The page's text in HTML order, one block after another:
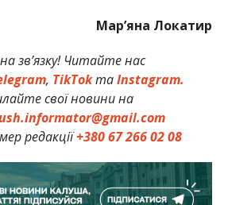
Мар’яна Локатир
зв’язку! Читайте нас
, TikTokтаInstagram.
свої новини на
редакції+380 67 266 02 08